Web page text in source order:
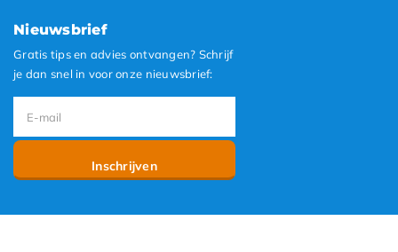
Nieuwsbrief
Gratis tips en advies ontvangen? Schrijf
je dan snel in voor onze nieuwsbrief:
Inschrijven